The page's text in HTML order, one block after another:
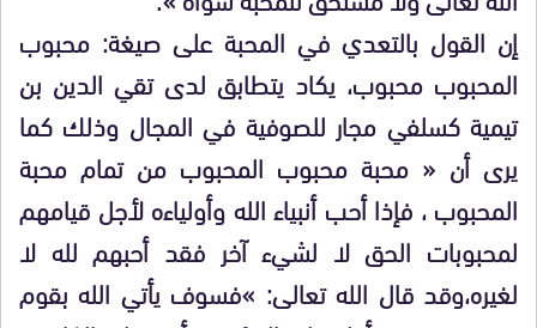
إن القول بالتعدي في المحبة على صيغة: محبوب
المحبوب محبوب، يكاد يتطابق لدى تقي الدين بن
تيمية كسلفي مجار للصوفية في المجال وذلك كما
يرى أن « محبة محبوب المحبوب من تمام محبة
المحبوب ، فإذا أحب أنبياء الله وأولياءه لأجل قيامهم
لمحبوبات الحق لا لشيء آخر فقد أحبهم لله لا
لغيره،وقد قال الله تعالى: »فسوف يأتي الله بقوم